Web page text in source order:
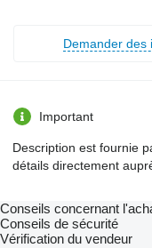
Demander des
Important
Description est fournie
détails directement
Conseils concernant
Conseils de sécurité
Vérification du vendeur